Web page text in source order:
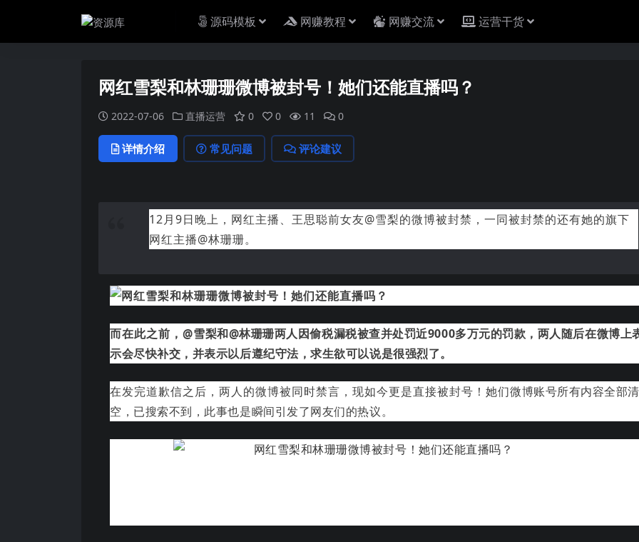
源码模板 网赚教程 网赚交流 运营干货
网红雪梨和林珊珊微博被封号！她们还能直播吗？
2022-07-06 直播运营 0 0 11 0
详情介绍 常见问题 评论建议
12月9日晚上，网红主播、王思聪前女友@雪梨的微博被封禁，一同被封禁的还有她的旗下
网红主播@林珊珊。
而在此之前，@雪梨和@林珊珊两人因偷税漏税被查并处罚近9000多万元的罚款，两人随后在微博上
示会尽快补交，并表示以后遵纪守法，求生欲可以说是很强烈了。
在发完道歉信之后，两人的微博被同时禁言，现如今更是直接被封号！她们微博账号所有内容全部清
空，已搜索不到，此事也是瞬间引发了网友们的热议。